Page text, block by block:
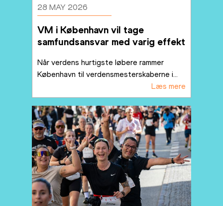
28 MAY 2026
VM i København vil tage
samfundsansvar med varig effekt
Når verdens hurtigste løbere rammer
København til verdensmesterskaberne i...
Læs mere